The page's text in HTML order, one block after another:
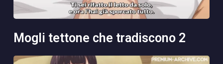
mogli tettone che tradiscono 2